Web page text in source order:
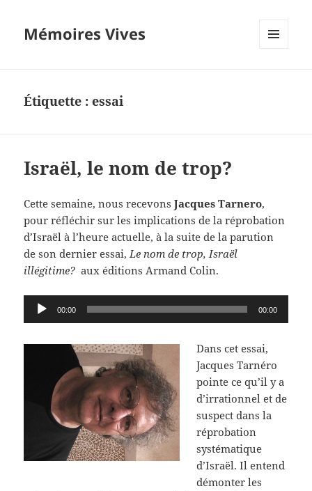
Mémoires Vives
Étiquette :essai
Israël, le nom de trop?
Cette semaine, nous recevonsJacques Tarnero,
pour réfléchir sur les implications de la réprobation
d’Israël à l’heure actuelle, à la suite de la parution
de son dernier essai, Le nom de trop, Israël
illégitime? aux éditions Armand Colin.
Lecteur
audio
00:00 00:00
Dans cet essai,
Jacques Tarnéro
pointe ce qu’il y a
d’irrationnel et de
suspect dans la
réprobation
systématique
d’Israël. Il entend
démonter les